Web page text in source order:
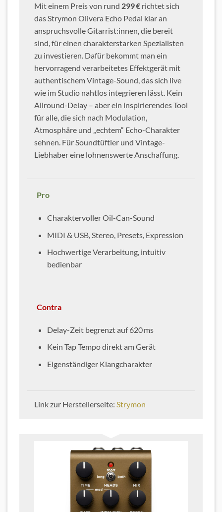
Mit einem Preis von rund 299 € richtet sich
das Strymon Olivera Echo Pedal klar an
anspruchsvolle Gitarrist:innen, die bereit
sind, für einen charakterstarken Spezialisten
zu investieren. Dafür bekommt man ein
hervorragend verarbeitetes Effektgerät mit
authentischem Vintage-Sound, das sich live
wie im Studio nahtlos integrieren lässt. Kein
Allround-Delay – aber ein inspirierendes Tool
für alle, die sich nach Modulation,
Atmosphäre und „echtem“ Echo-Charakter
sehnen. Für Soundtüftler und Vintage-
Liebhaber eine lohnenswerte Anschaffung.
Pro
Charaktervoller Oil-Can-Sound
MIDI & USB, Stereo, Presets, Expression
Hochwertige Verarbeitung, intuitiv
bedienbar
Contra
Delay-Zeit begrenzt auf 620 ms
Kein Tap Tempo direkt am Gerät
Eigenständiger Klangcharakter
Link zur Herstellerseite: Strymon